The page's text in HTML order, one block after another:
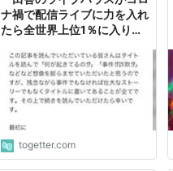
ナ禍で配信ライブに力を入れ
たら全世界上位1％に入り
ライブ配信の可能性を感じる
という声
togetter.com